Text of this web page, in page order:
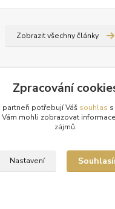
Zobrazit všechny články
platba
Zpracování
partneři potřebují Váš souhlas
mohli zobrazovat
zájmů.
Nastavení